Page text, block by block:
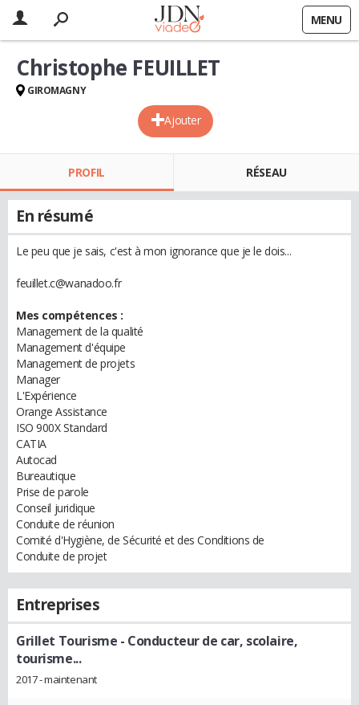
MENU
Ajouter
Christophe FEUILLET
GIROMAGNY
PROFIL RÉSEAU
En résumé
Le peu que je sais, c'est à mon ignorance que je le dois...
feuillet.c@wanadoo.fr
Mes compétences :
Management de la qualité
Management d'équipe
Management de projets
Manager
L'Expérience
Orange Assistance
ISO 900X Standard
CATIA
Autocad
Bureautique
Prise de parole
Conseil juridique
Conduite de réunion
Comité d'Hygiène, de Sécurité et des Conditions de
Conduite de projet
Entreprises
Grillet Tourisme - Conducteur de car, scolaire,
tourisme...
2017 - maintenant